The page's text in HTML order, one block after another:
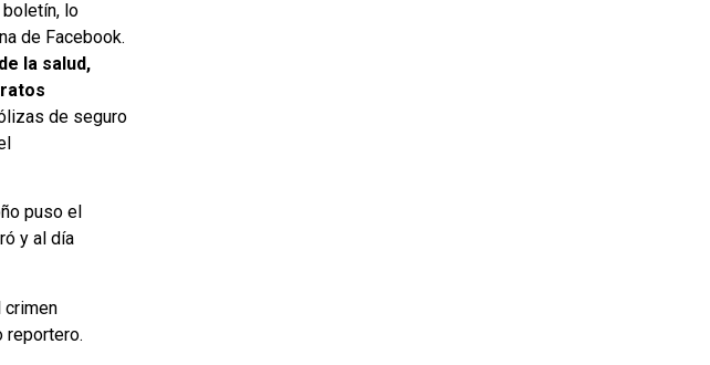
lo
de Facebook.
la salud,
de seguro
puso el
y al día
crimen
reportero.